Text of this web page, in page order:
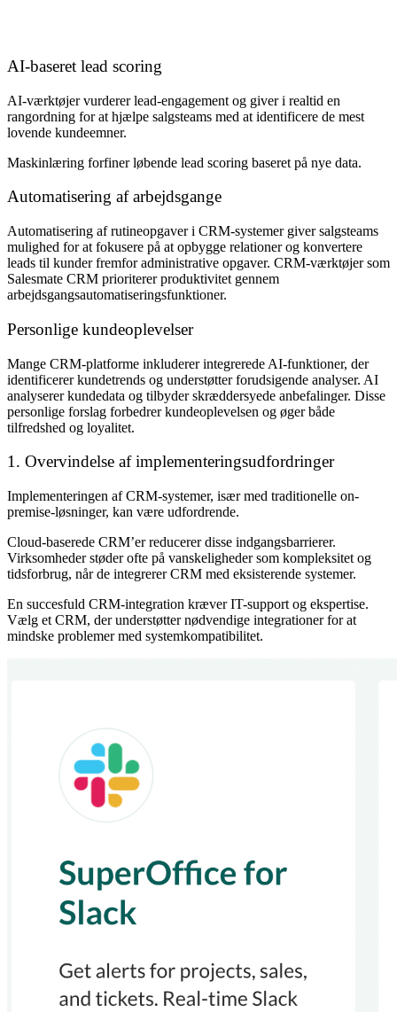
AI-baseret lead scoring
AI-værktøjer vurderer lead-engagement og giver i realtid en
rangordning for at hjælpe salgsteams med at identificere de mest
lovende kundeemner.
Maskinlæring forfiner løbende lead scoring baseret på nye data.
Automatisering af arbejdsgange
Automatisering af rutineopgaver i CRM-systemer giver salgsteams
mulighed for at fokusere på at opbygge relationer og konvertere
leads til kunder fremfor administrative opgaver. CRM-værktøjer som
Salesmate CRM prioriterer produktivitet gennem
arbejdsgangsautomatiseringsfunktioner.
Personlige kundeoplevelser
Mange CRM-platforme inkluderer integrerede AI-funktioner, der
identificerer kundetrends og understøtter forudsigende analyser. AI
analyserer kundedata og tilbyder skræddersyede anbefalinger. Disse
personlige forslag forbedrer kundeoplevelsen og øger både
tilfredshed og loyalitet.
1. Overvindelse af implementeringsudfordringer
Implementeringen af CRM-systemer, især med traditionelle on-
premise-løsninger, kan være udfordrende.
Cloud-baserede CRM’er reducerer disse indgangsbarrierer.
Virksomheder støder ofte på vanskeligheder som kompleksitet og
tidsforbrug, når de integrerer CRM med eksisterende systemer.
En succesfuld CRM-integration kræver IT-support og ekspertise.
Vælg et CRM, der understøtter nødvendige integrationer for at
mindske problemer med systemkompatibilitet.